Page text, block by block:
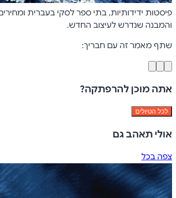
והמבנה שנדרש לעיצוב החדש.
שתף מאמר זה עם חבריך:
אתה מוכן להרפתקה?
לכל הטיולים
אולי תאהב גם
צפה בכל